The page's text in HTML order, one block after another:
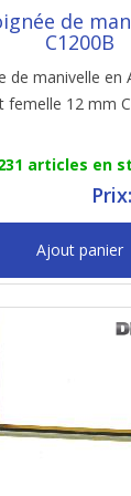
de
C1200B
de manivelle en
femelle 12 mm
articles en
Ajout panier